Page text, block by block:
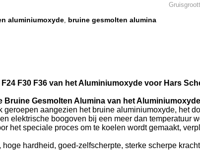
aluminiumoxyde, bruine gesmolten alumina
F30 F36 van het Aluminiumoxyde voor Hars
Gesmolten Alumina van het Aluminiumoxyde
aangezien het bruine aluminiumoxyde, het
elektrische boogoven bij een meer dan temperatuur
het speciale proces om te koelen wordt gemaakt,
hardheid, goed-zelfscherpte, sterke scherpe